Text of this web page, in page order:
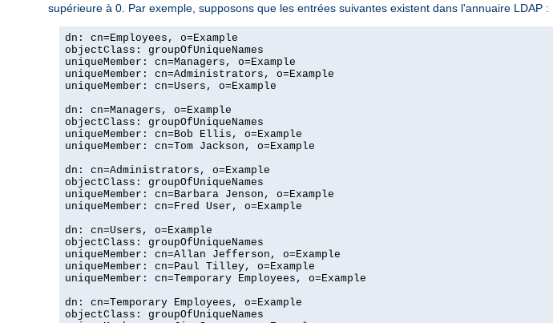
supérieure à 0. Par exemple, supposons que les entrées suivantes existent dans l'annuaire LDAP :
dn: cn=Employees, o=Example
objectClass: groupOfUniqueNames
uniqueMember: cn=Managers, o=Example
uniqueMember: cn=Administrators, o=Example
uniqueMember: cn=Users, o=Example
dn: cn=Managers, o=Example
objectClass: groupOfUniqueNames
uniqueMember: cn=Bob Ellis, o=Example
uniqueMember: cn=Tom Jackson, o=Example
dn: cn=Administrators, o=Example
objectClass: groupOfUniqueNames
uniqueMember: cn=Barbara Jenson, o=Example
uniqueMember: cn=Fred User, o=Example
dn: cn=Users, o=Example
objectClass: groupOfUniqueNames
uniqueMember: cn=Allan Jefferson, o=Example
uniqueMember: cn=Paul Tilley, o=Example
uniqueMember: cn=Temporary Employees, o=Example
dn: cn=Temporary Employees, o=Example
objectClass: groupOfUniqueNames